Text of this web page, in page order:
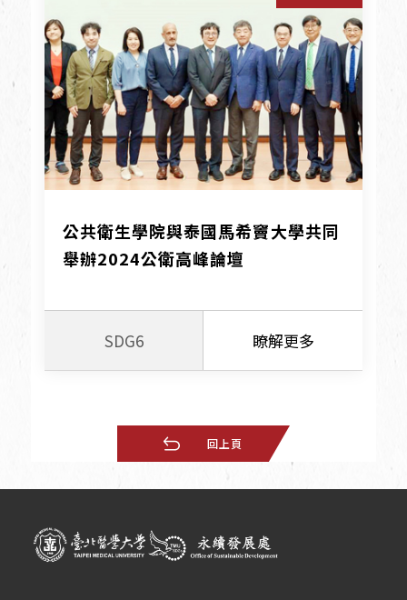
公共衛生學院與泰國馬希竇大學共同
舉辦2024公衛高峰論壇
SDG6 瞭解更多
回上頁